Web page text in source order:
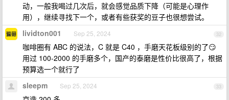
动，一般我喝过几次后，就会感觉品质下降（可能是心理作
用），继续寻找下一个，或者有些获奖的豆子也很想尝试。
32
lividton001 Sep 25, 2024
咖啡圈有 ABC 的说法，C 就是 C40 ，手磨天花板级别的了😏
用过 100-2000 的手磨多个，国产的泰磨是性价比很高了，根据
预算选一个就行了
33
sleepm Sep 25, 2024